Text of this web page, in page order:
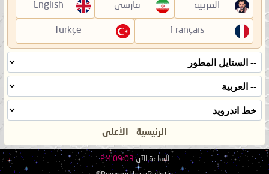
العربية فارسی English
Français
Türkçe
الرئيسية الأعلى
الساعة الآن09:03 PM